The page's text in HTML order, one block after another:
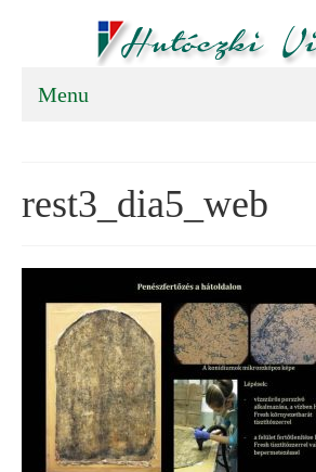
Menu
BEMUTATKOZÁS
SAJTÓSZOBA
PÁLYÁZAT
KAPCSOLAT
rest3_dia5_web